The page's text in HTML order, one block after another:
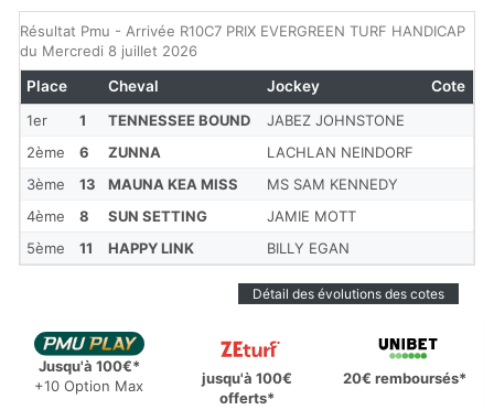
Résultat Pmu - Arrivée R10C7 PRIX EVERGREEN TURF HANDICAP
du Mercredi 8 juillet 2026
1er 1 TENNESSEE BOUND
JABEZ JOHNSTONE
2ème
6 ZUNNA
LACHLAN NEINDORF
3ème
13 MAUNA KEA MISS
MS SAM KENNEDY
4ème
8 SUN SETTING
JAMIE MOTT
5ème
11 HAPPY LINK BILLY EGAN
Place Cheval Jockey Cote
Détail des évolutions des cotes
Jusqu'à 100€*
+10 Option Max
jusqu'à 100€
offerts*
20€ remboursés*